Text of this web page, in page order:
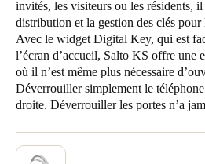
invités, les visiteurs ou les résidents,
distribution et la gestion des clés pour
Avec le widget Digital Key, qui est
l’écran d’accueil, Salto KS offre une
où il n’est même plus nécessaire
Déverrouiller simplement le
droite. Déverrouiller les portes n’a